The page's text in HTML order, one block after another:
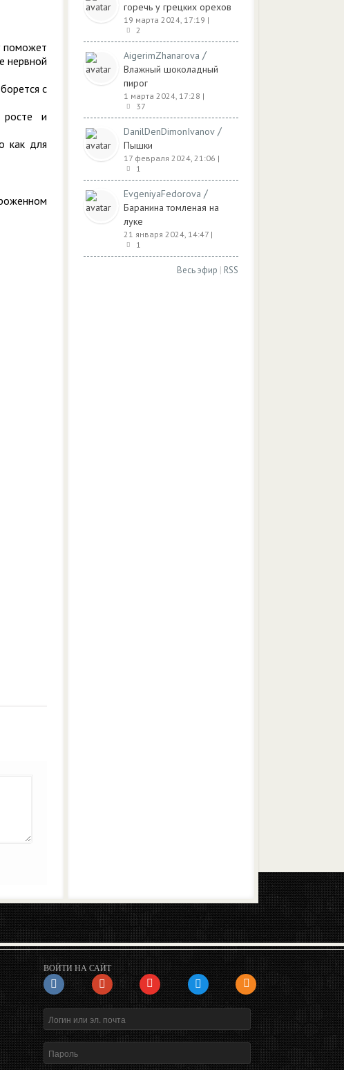
поможет
нервной
с
росте и
как для
горечь у грецких орехов
19 марта 2024, 17:19 |
2
AigerimZhanarova /
Влажный шоколадный
пирог
1 марта 2024, 17:28 |
37
DanilDenDimonIvanov /
Пышки
17 февраля 2024, 21:06 |
1
EvgeniyaFedorova /
Баранина томленая на
луке
21 января 2024, 14:47 |
1
Весь эфир | RSS
ВОЙТИ НА САЙТ